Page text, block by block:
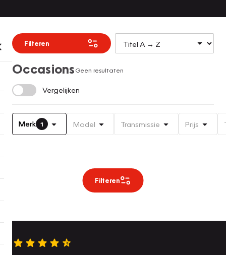
Filteren
OccasionsGeen resultaten
Vergelijken
Merk 1 Model Transmissie Prijs
Filteren